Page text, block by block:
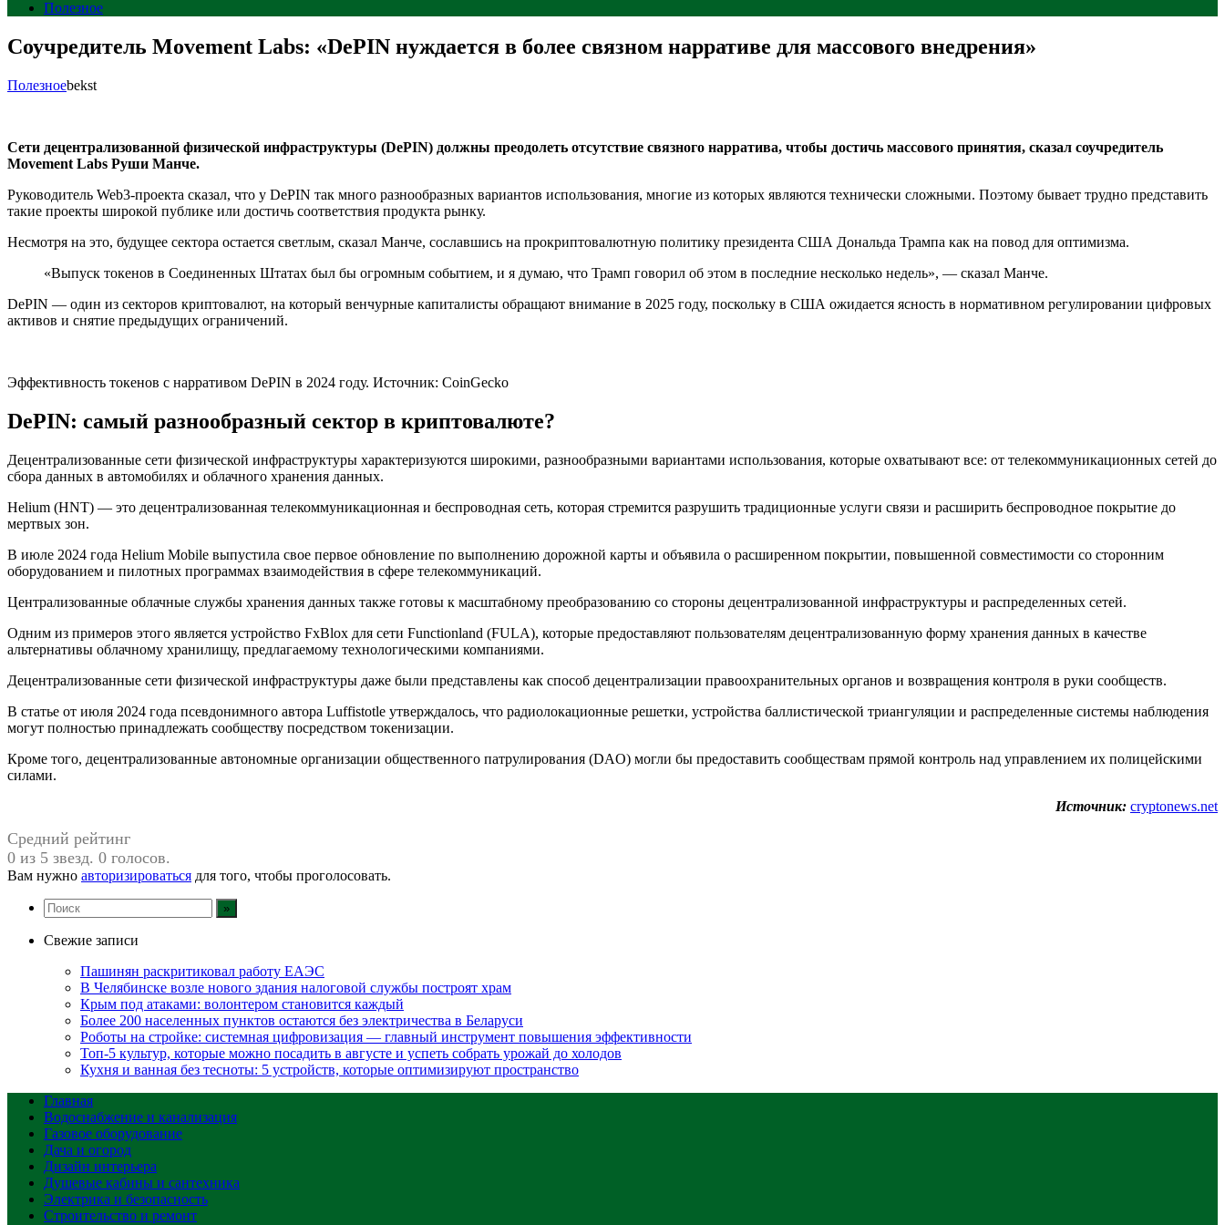
Полезное
Соучредитель Movement Labs: «DePIN нуждается в более связном нарративе для массового внедрения»
Полезноеbekst
Сети децентрализованной физической инфраструктуры (DePIN) должны преодолеть отсутствие связного нарратива, чтобы достичь массового принятия, сказал соучредитель
Movement Labs Руши Манче.
Руководитель Web3-проекта сказал, что у DePIN так много разнообразных вариантов использования, многие из которых являются технически сложными. Поэтому бывает трудно представить
такие проекты широкой публике или достичь соответствия продукта рынку.
Несмотря на это, будущее сектора остается светлым, сказал Манче, сославшись на прокриптовалютную политику президента США Дональда Трампа как на повод для оптимизма.
«Выпуск токенов в Соединенных Штатах был бы огромным событием, и я думаю, что Трамп говорил об этом в последние несколько недель», — сказал Манче.
DePIN — один из секторов криптовалют, на который венчурные капиталисты обращают внимание в 2025 году, поскольку в США ожидается ясность в нормативном регулировании цифровых
активов и снятие предыдущих ограничений.
Эффективность токенов с нарративом DePIN в 2024 году. Источник: CoinGecko
DePIN: самый разнообразный сектор в криптовалюте?
Децентрализованные сети физической инфраструктуры характеризуются широкими, разнообразными вариантами использования, которые охватывают все: от телекоммуникационных сетей до
сбора данных в автомобилях и облачного хранения данных.
Helium (HNT) — это децентрализованная телекоммуникационная и беспроводная сеть, которая стремится разрушить традиционные услуги связи и расширить беспроводное покрытие до
мертвых зон.
В июле 2024 года Helium Mobile выпустила свое первое обновление по выполнению дорожной карты и объявила о расширенном покрытии, повышенной совместимости со сторонним
оборудованием и пилотных программах взаимодействия в сфере телекоммуникаций.
Централизованные облачные службы хранения данных также готовы к масштабному преобразованию со стороны децентрализованной инфраструктуры и распределенных сетей.
Одним из примеров этого является устройство FxBlox для сети Functionland (FULA), которые предоставляют пользователям децентрализованную форму хранения данных в качестве
альтернативы облачному хранилищу, предлагаемому технологическими компаниями.
Децентрализованные сети физической инфраструктуры даже были представлены как способ децентрализации правоохранительных органов и возвращения контроля в руки сообществ.
В статье от июля 2024 года псевдонимного автора Luffistotle утверждалось, что радиолокационные решетки, устройства баллистической триангуляции и распределенные системы наблюдения
могут полностью принадлежать сообществу посредством токенизации.
Кроме того, децентрализованные автономные организации общественного патрулирования (DAO) могли бы предоставить сообществам прямой контроль над управлением их полицейскими
силами.
Источник: cryptonews.net
Средний рейтинг
0 из 5 звезд. 0 голосов.
Вам нужно авторизироваться для того, чтобы проголосовать.
Свежие записи
Пашинян раскритиковал работу ЕАЭС
В Челябинске возле нового здания налоговой службы построят храм
Крым под атаками: волонтером становится каждый
Более 200 населенных пунктов остаются без электричества в Беларуси
Роботы на стройке: системная цифровизация — главный инструмент повышения эффективности
Топ-5 культур, которые можно посадить в августе и успеть собрать урожай до холодов
Кухня и ванная без тесноты: 5 устройств, которые оптимизируют пространство
Главная
Водоснабжение и канализация
Газовое оборудование
Дача и огород
Дизайн интерьера
Душевые кабины и сантехника
Электрика и безопасность
Строительство и ремонт